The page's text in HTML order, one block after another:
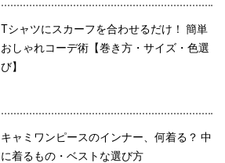
Tシャツにスカーフを合わせるだけ！ 簡単
おしゃれコーデ術【巻き方・サイズ・色選
び】
キャミワンピースのインナー、何着る？ 中
に着るもの・ベストな選び方